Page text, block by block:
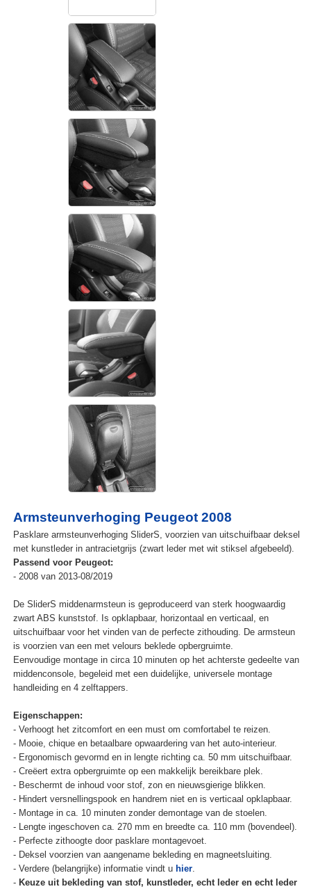
Armsteunverhoging Peugeot 2008
Pasklare armsteunverhoging SliderS, voorzien van uitschuifbaar deksel
met kunstleder in antracietgrijs (zwart leder met wit stiksel afgebeeld).
Passend voor Peugeot:
- 2008 van 2013-08/2019
De SliderS middenarmsteun is geproduceerd van sterk hoogwaardig
zwart ABS kunststof. Is opklapbaar, horizontaal en verticaal, en
uitschuifbaar voor het vinden van de perfecte zithouding. De armsteun
is voorzien van een met velours beklede opbergruimte.
Eenvoudige montage in circa 10 minuten op het achterste gedeelte van
middenconsole, begeleid met een duidelijke, universele montage
handleiding en 4 zelftappers.
Eigenschappen:
- Verhoogt het zitcomfort en een must om comfortabel te reizen.
- Mooie, chique en betaalbare opwaardering van het auto-interieur.
- Ergonomisch gevormd en in lengte richting ca. 50 mm uitschuifbaar.
- Creëert extra opbergruimte op een makkelijk bereikbare plek.
- Beschermt de inhoud voor stof, zon en nieuwsgierige blikken.
- Hindert versnellingspook en handrem niet en is verticaal opklapbaar.
- Montage in ca. 10 minuten zonder demontage van de stoelen.
- Lengte ingeschoven ca. 270 mm en breedte ca. 110 mm (bovendeel).
- Perfecte zithoogte door pasklare montagevoet.
- Deksel voorzien van aangename bekleding en magneetsluiting.
- Verdere (belangrijke) informatie vindt u hier.
- Keuze uit bekleding van stof, kunstleder, echt leder en echt leder